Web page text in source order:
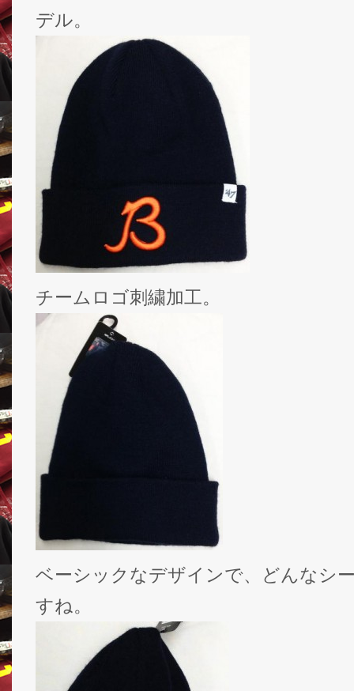
デル。
チームロゴ刺繍加工。
ベーシックなデザインで、どんなシ
すね。